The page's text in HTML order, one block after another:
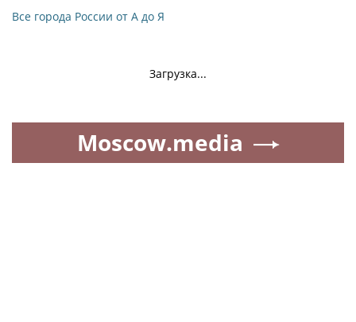
Все города России от А до Я
Загрузка...
Moscow.media